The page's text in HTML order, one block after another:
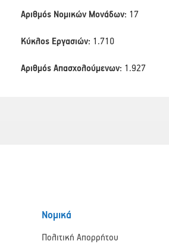
Αριθμός Νομικών Μονάδων: 17
Κύκλος Εργασιών: 1.710
Αριθμός Απασχολούμενων: 1.927
Νομικά
Πολιτική Απορρήτου